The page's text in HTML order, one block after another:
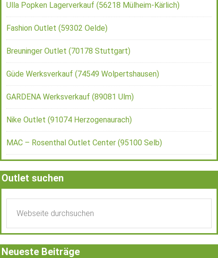
Ulla Popken Lagerverkauf (56218 Mülheim-Kärlich)
Fashion Outlet (59302 Oelde)
Breuninger Outlet (70178 Stuttgart)
Güde Werksverkauf (74549 Wolpertshausen)
GARDENA Werksverkauf (89081 Ulm)
Nike Outlet (91074 Herzogenaurach)
MAC – Rosenthal Outlet Center (95100 Selb)
Outlet suchen
Neueste Beiträge